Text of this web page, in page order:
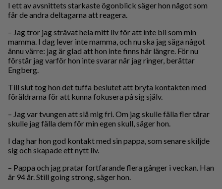
I ett av avsnittets starkaste ögonblick säger hon något som
får de andra deltagarna att reagera.
– Jag tror jag strävat hela mitt liv för att inte bli som min
mamma. I dag lever inte mamma, och nu ska jag säga något
ännu värre: jag är glad att hon inte finns här längre. För nu
förstår jag varför hon inte svarar när jag ringer, berättar
Engberg.
Till slut tog hon det tuffa beslutet att bryta kontakten med
föräldrarna för att kunna fokusera på sig själv.
– Jag var tvungen att slå mig fri. Om jag skulle fälla fler tårar
skulle jag fälla dem för min egen skull, säger hon.
I dag har hon god kontakt med sin pappa, som senare skiljde
sig och skapade ett nytt liv.
– Pappa och jag pratar fortfarande flera gånger i veckan. Han
är 94 år. Still going strong, säger hon.